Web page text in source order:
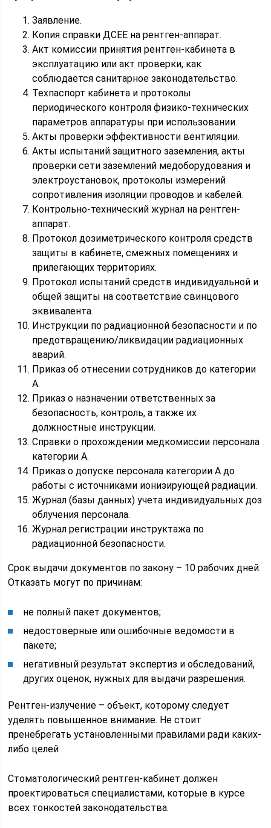
Заявление.
Копия справки ДСЕЕ на рентген-аппарат.
Акт комиссии принятия рентген-кабинета в
эксплуатацию или акт проверки, как
соблюдается санитарное законодательство.
Техпаспорт кабинета и протоколы
периодического контроля физико-технических
параметров аппаратуры при использовании.
Акты проверки эффективности вентиляции.
Акты испытаний защитного заземления, акты
проверки сети заземлений медоборудования и
электроустановок, протоколы измерений
сопротивления изоляции проводов и кабелей.
Контрольно-технический журнал на рентген-
аппарат.
Протокол дозиметрического контроля средств
защиты в кабинете, смежных помещениях и
прилегающих территориях.
Протокол испытаний средств индивидуальной и
общей защиты на соответствие свинцового
эквивалента.
Инструкции по радиационной безопасности и по
предотвращению/ликвидации радиационных
аварий.
Приказ об отнесении сотрудников до категории
А.
Приказ о назначении ответственных за
безопасность, контроль, а также их
должностные инструкции.
Справки о прохождении медкомиссии персонала
категории А.
Приказ о допуске персонала категории А до
работы с источниками ионизирующей радиации.
Журнал (базы данных) учета индивидуальных доз
облучения персонала.
Журнал регистрации инструктажа по
радиационной безопасности.
Срок выдачи документов по закону – 10 рабочих дней.
Отказать могут по причинам:
не полный пакет документов;
недостоверные или ошибочные ведомости в
пакете;
негативный результат экспертиз и обследований,
других оценок, нужных для выдачи разрешения.
Рентген-излучение – объект, которому следует
уделять повышенное внимание. Не стоит
пренебрегать установленными правилами ради каких-
либо целей
Стоматологический рентген-кабинет должен
проектироваться специалистами, которые в курсе
всех тонкостей законодательства.